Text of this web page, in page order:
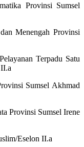
Provinsi Sumsel
Menengah Provinsi
Terpadu Satu
Sumsel Akhmad
Provinsi Sumsel Irene
Eselon II.a